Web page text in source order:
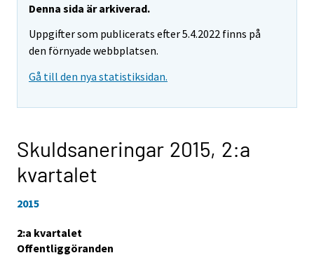
Denna sida är arkiverad.
Uppgifter som publicerats efter 5.4.2022 finns på
den förnyade webbplatsen.
Gå till den nya statistiksidan.
Skuldsaneringar 2015, 2:a
kvartalet
2015
2:a kvartalet
Offentliggöranden